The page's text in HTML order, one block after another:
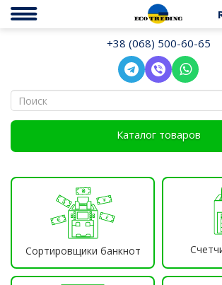
+38 (068) 500-60-65
Каталог товаров
Сортировщики банкнот